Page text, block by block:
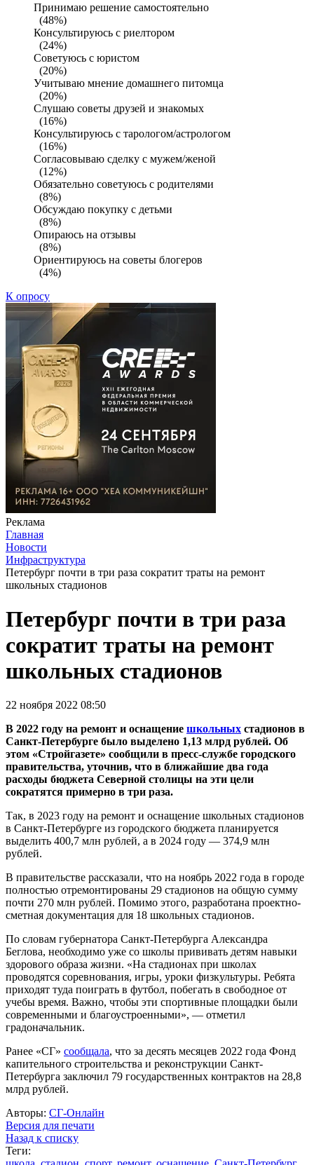
Принимаю решение самостоятельно
(48%)
Консультируюсь с риелтором
(24%)
Советуюсь с юристом
(20%)
Учитываю мнение домашнего питомца
(20%)
Слушаю советы друзей и знакомых
(16%)
Консультируюсь с тарологом/астрологом
(16%)
Согласовываю сделку с мужем/женой
(12%)
Обязательно советуюсь с родителями
(8%)
Обсуждаю покупку с детьми
(8%)
Опираюсь на отзывы
(8%)
Ориентируюсь на советы блогеров
(4%)
К опросу
Реклама
Главная
Новости
Инфраструктура
Петербург почти в три раза сократит траты на ремонт
школьных стадионов
Петербург почти в три раза
сократит траты на ремонт
школьных стадионов
22 ноября 2022 08:50
В 2022 году на ремонт и оснащение школьных стадионов в
Санкт-Петербурге было выделено 1,13 млрд рублей. Об
этом «Стройгазете» сообщили в пресс-службе городского
правительства, уточнив, что в ближайшие два года
расходы бюджета Северной столицы на эти цели
сократятся примерно в три раза.
Так, в 2023 году на ремонт и оснащение школьных стадионов
в Санкт-Петербурге из городского бюджета планируется
выделить 400,7 млн рублей, а в 2024 году — 374,9 млн
рублей.
В правительстве рассказали, что на ноябрь 2022 года в городе
полностью отремонтированы 29 стадионов на общую сумму
почти 270 млн рублей. Помимо этого, разработана проектно-
сметная документация для 18 школьных стадионов.
По словам губернатора Санкт-Петербурга Александра
Беглова, необходимо уже со школы прививать детям навыки
здорового образа жизни. «На стадионах при школах
проводятся соревнования, игры, уроки физкультуры. Ребята
приходят туда поиграть в футбол, побегать в свободное от
учебы время. Важно, чтобы эти спортивные площадки были
современными и благоустроенными», — отметил
градоначальник.
Ранее «СГ» сообщала, что за десять месяцев 2022 года Фонд
капительного строительства и реконструкции Санкт-
Петербурга заключил 79 государственных контрактов на 28,8
млрд рублей.
Авторы: СГ-Онлайн
Версия для печати
Назад к списку
Теги: